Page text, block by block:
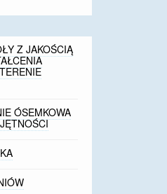
Z JAKOŚCIĄ
ÓSEMKOWA